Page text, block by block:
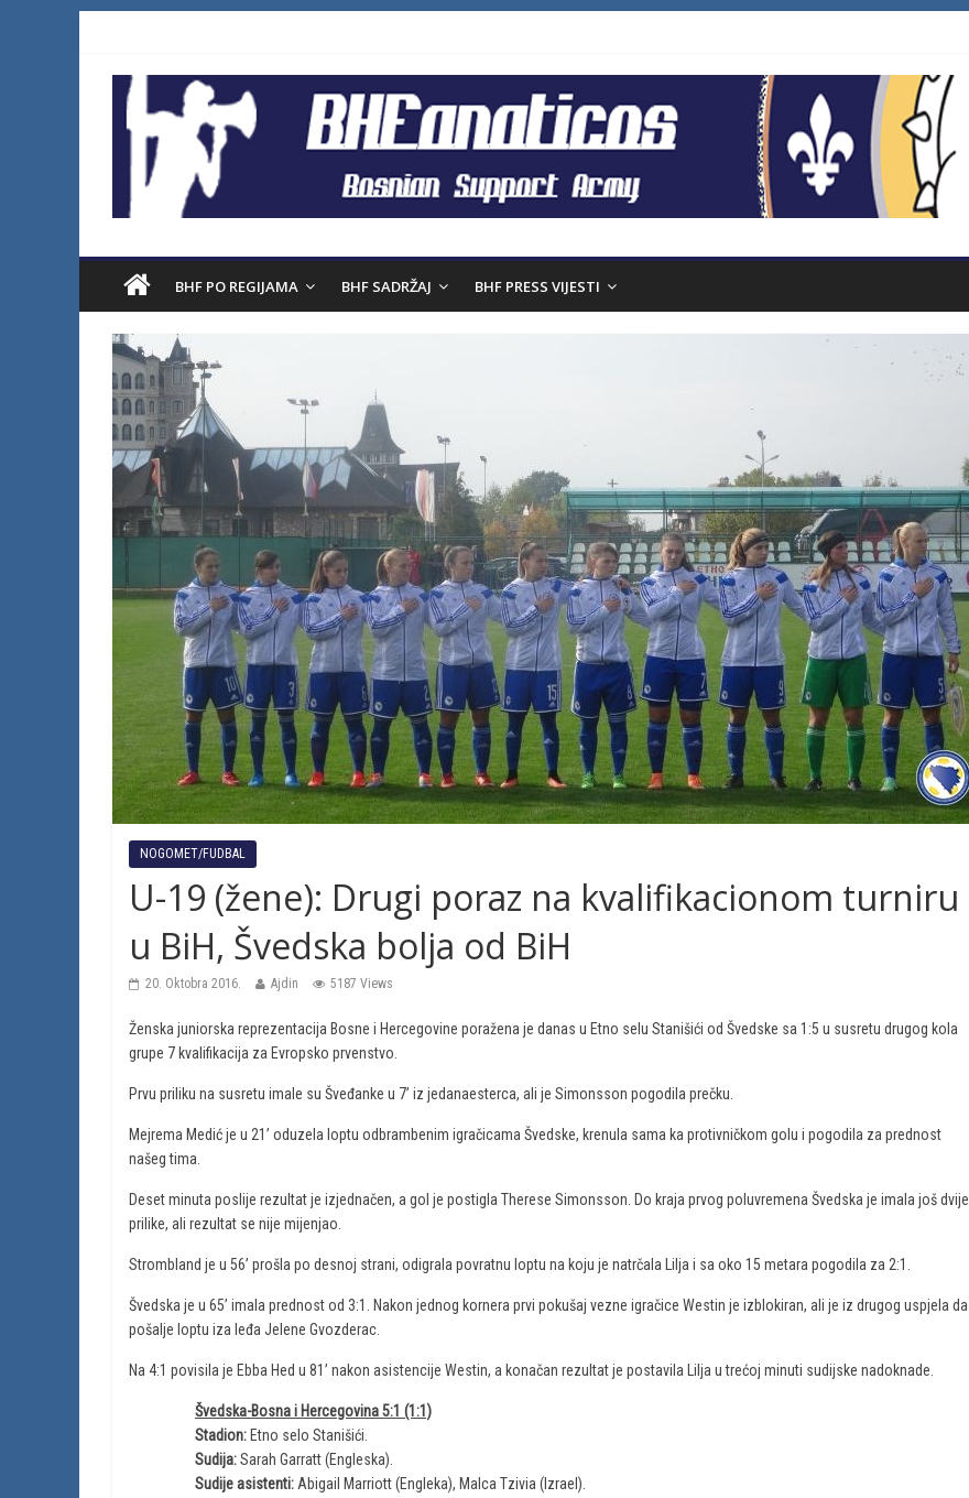
BHF PO REGIJAMA BHF SADRŽAJ BHF PRESS VIJESTI
NOGOMET/FUDBAL
U-19 (žene): Drugi poraz na kvalifikacionom turniru
u BiH, Švedska bolja od BiH
20. Oktobra 2016. Ajdin 5187 Views
Ženska juniorska reprezentacija Bosne i Hercegovine poražena je danas u Etno selu Stanišići od Švedske sa 1:5 u susretu drugog kola
grupe 7 kvalifikacija za Evropsko prvenstvo.
Prvu priliku na susretu imale su Šveđanke u 7’ iz jedanaesterca, ali je Simonsson pogodila prečku.
Mejrema Medić je u 21’ oduzela loptu odbrambenim igračicama Švedske, krenula sama ka protivničkom golu i pogodila za prednost
našeg tima.
Deset minuta poslije rezultat je izjednačen, a gol je postigla Therese Simonsson. Do kraja prvog poluvremena Švedska je imala još dvije
prilike, ali rezultat se nije mijenjao.
Strombland je u 56’ prošla po desnoj strani, odigrala povratnu loptu na koju je natrčala Lilja i sa oko 15 metara pogodila za 2:1.
Švedska je u 65’ imala prednost od 3:1. Nakon jednog kornera prvi pokušaj vezne igračice Westin je izblokiran, ali je iz drugog uspjela da
pošalje loptu iza leđa Jelene Gvozderac.
Na 4:1 povisila je Ebba Hed u 81’ nakon asistencije Westin, a konačan rezultat je postavila Lilja u trećoj minuti sudijske nadoknade.
Švedska-Bosna i Hercegovina 5:1 (1:1)
Stadion: Etno selo Stanišići.
Sudija:Sarah Garratt (Engleska).
Sudije asistenti: Abigail Marriott (Engleka), Malca Tzivia (Izrael).